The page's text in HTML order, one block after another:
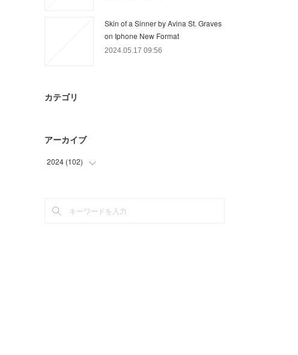
Skin of a Sinner by Avina St. Graves
on Iphone New Format
2024.05.17 09:56
カテゴリ
アーカイブ
2024 (102)